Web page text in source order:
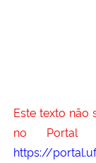
Este texto não
no Portal
https://